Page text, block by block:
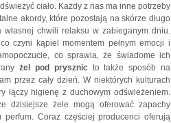
ciało. Każdy z nas ma inne potrzeby
akordy, które pozostają na skórze długo
chwili relaksu w zabieganym dniu.
czyni kąpiel momentem pełnym emocji i
co sprawia, że świadome ich
żel pod prysznicto także sposób na
przez cały dzień. W niektórych kulturach
łączy higienę z duchowym odświeżeniem.
dzisiejsze żele mogą oferować zapachy
Coraz częściej producenci oferują